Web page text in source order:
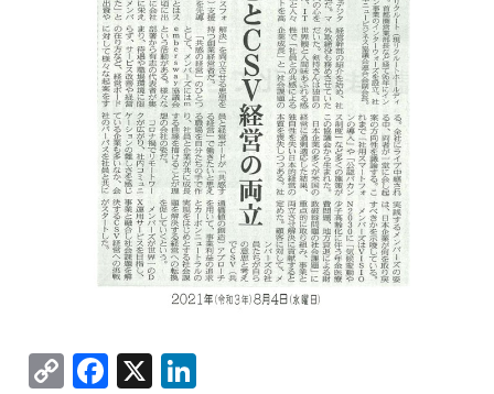
C F X